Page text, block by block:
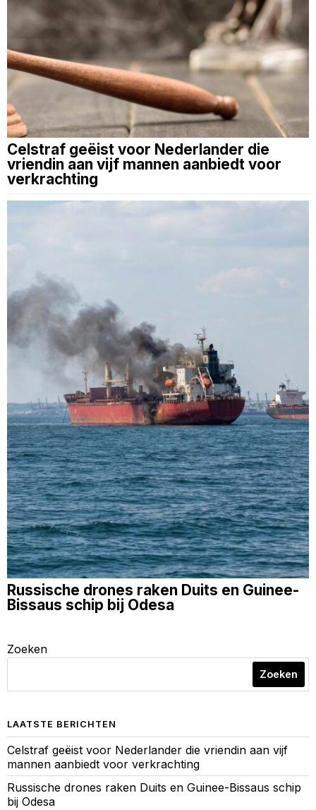
Celstraf geëist voor Nederlander die
vriendin aan vijf mannen aanbiedt voor
verkrachting
Russische drones raken Duits en Guinee-
Bissaus schip bij Odesa
Zoeken
Zoeken
LAATSTE BERICHTEN
Celstraf geëist voor Nederlander die vriendin aan vijf
mannen aanbiedt voor verkrachting
Russische drones raken Duits en Guinee-Bissaus schip
bij Odesa